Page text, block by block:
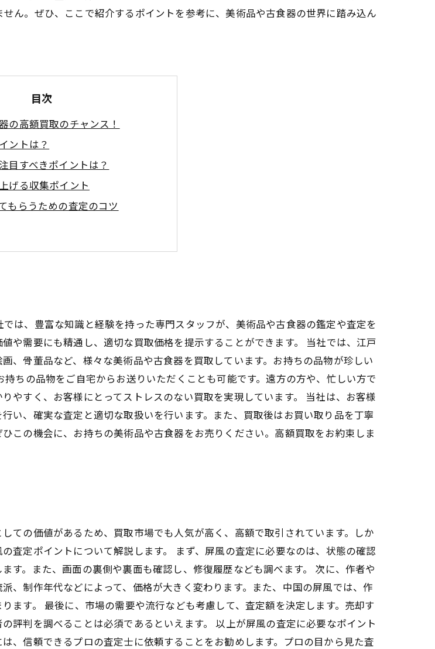
ん。ぜひ、ここで紹介するポイントを参考に、美術品や古食器の世界に踏み込ん
目次
の高額買取のチャンス！
ントは？
目すべきポイントは？
げる収集ポイント
もらうための査定のコツ
は、豊富な知識と経験を持った専門スタッフが、美術品や古食器の鑑定や査定を
や需要にも精通し、適切な買取価格を提示することができます。 当社では、江戸
、骨董品など、様々な美術品や古食器を買取しています。お持ちの品物が珍しい
ちの品物をご自宅からお送りいただくことも可能です。遠方の方や、忙しい方で
やすく、お客様にとってストレスのない買取を実現しています。 当社は、お客様
い、確実な査定と適切な取扱いを行います。また、買取後はお買い取り品を丁寧
この機会に、お持ちの美術品や古食器をお売りください。高額買取をお約束しま
ての価値があるため、買取市場でも人気が高く、高額で取引されています。しか
査定ポイントについて解説します。 まず、屏風の査定に必要なのは、状態の確認
す。また、画面の裏側や裏面も確認し、修復履歴なども調べます。 次に、作者や
、制作年代などによって、価格が大きく変わります。また、中国の屏風では、作
ます。 最後に、市場の需要や流行なども考慮して、査定額を決定します。売却す
評判を調べることは必須であるといえます。 以上が屏風の査定に必要なポイント
、信頼できるプロの査定士に依頼することをお勧めします。プロの目から見た査